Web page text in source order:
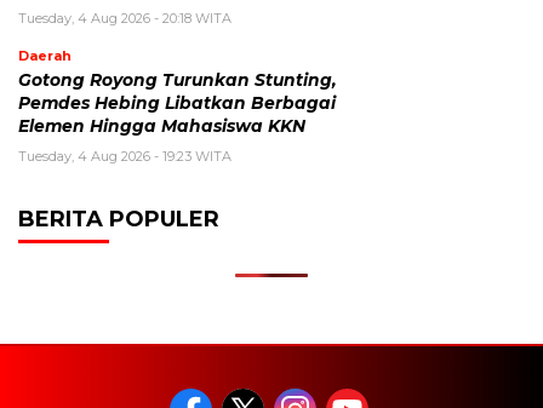
Tuesday, 4 Aug 2026 - 20:18 WITA
Daerah
Gotong Royong Turunkan Stunting,
Pemdes Hebing Libatkan Berbagai
Elemen Hingga Mahasiswa KKN
Tuesday, 4 Aug 2026 - 19:23 WITA
BERITA POPULER